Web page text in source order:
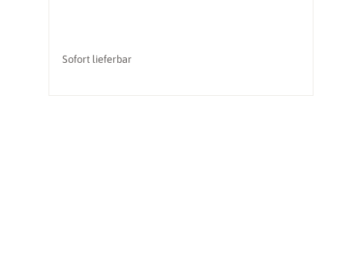
Sofort lieferbar